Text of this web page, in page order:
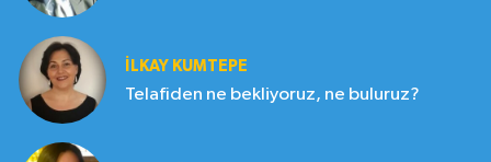
İLKAY KUMTEPE
Telafiden ne bekliyoruz, ne buluruz?